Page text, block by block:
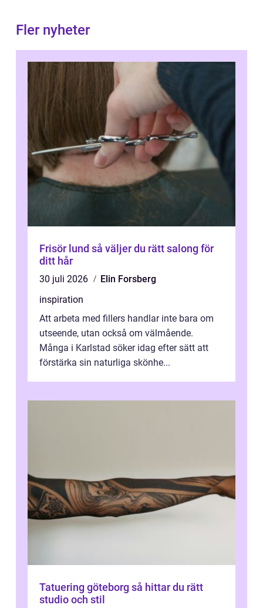
Fler nyheter
Frisör lund så väljer du rätt salong för
ditt hår
30 juli 2026
Elin Forsberg
inspiration
Att arbeta med fillers handlar inte bara om
utseende, utan också om välmående.
Många i Karlstad söker idag efter sätt att
förstärka sin naturliga skönhe...
Tatuering göteborg så hittar du rätt
studio och stil